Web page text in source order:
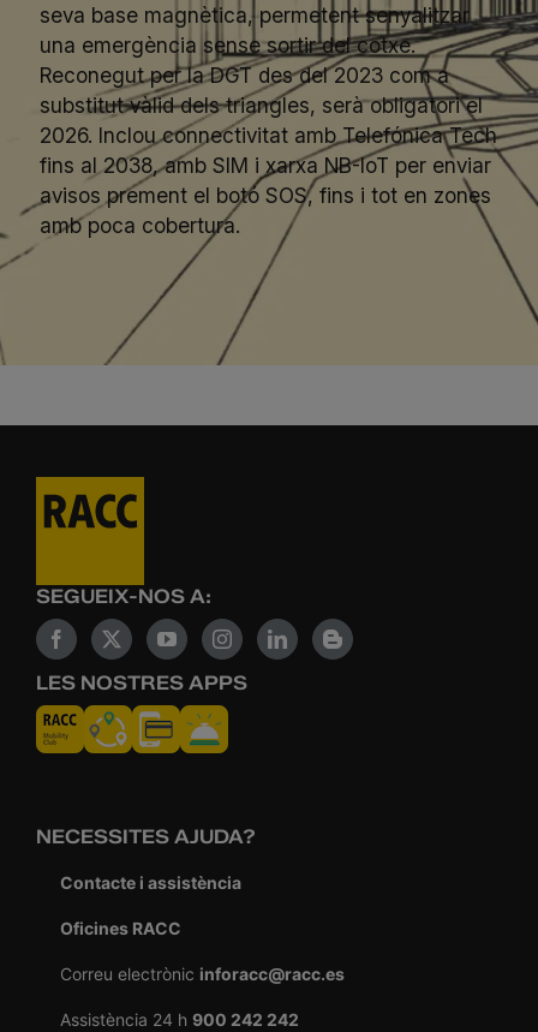
seva base magnètica, permetent senyalitzar
una emergència sense sortir del cotxe.
Reconegut per la DGT des del 2023 com a
substitut vàlid dels triangles, serà obligatori el
2026. Inclou connectivitat amb Telefónica Tech
fins al 2038, amb SIM i xarxa NB-IoT per enviar
avisos prement el botó SOS, fins i tot en zones
amb poca cobertura.
SEGUEIX-NOS A:
LES NOSTRES APPS
NECESSITES AJUDA?
Contacte i assistència
Oficines RACC
Correu electrònic inforacc@racc.es
Assistència 24 h 900 242 242